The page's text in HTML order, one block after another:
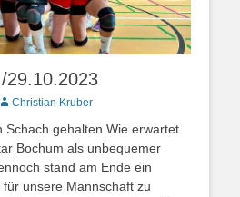
29.10.2023
AutorChristian Kruber
Schach gehalten Wie erwartet
Bochum als unbequemer
stand am Ende ein
unsere Mannschaft zu